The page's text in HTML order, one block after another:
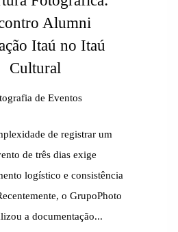
Alumni
Itaú no Itaú
Cultural
de Eventos
de registrar um
de três dias exige
logístico e consistência
o GrupoPhoto
a documentação...